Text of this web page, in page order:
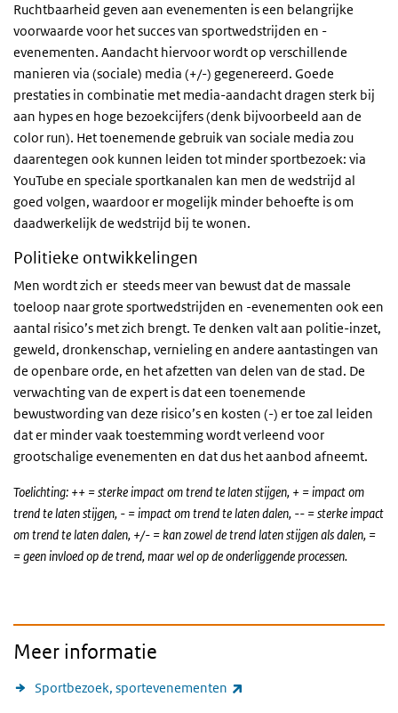
Ruchtbaarheid geven aan evenementen is een belangrijke
voorwaarde voor het succes van sportwedstrijden en -
evenementen. Aandacht hiervoor wordt op verschillende
manieren via (sociale) media (+/-) gegenereerd. Goede
prestaties in combinatie met media-aandacht dragen sterk bij
aan hypes en hoge bezoekcijfers (denk bijvoorbeeld aan de
color run). Het toenemende gebruik van sociale media zou
daarentegen ook kunnen leiden tot minder sportbezoek: via
YouTube en speciale sportkanalen kan men de wedstrijd al
goed volgen, waardoor er mogelijk minder behoefte is om
daadwerkelijk de wedstrijd bij te wonen.
Politieke ontwikkelingen
Men wordt zich er steeds meer van bewust dat de massale
toeloop naar grote sportwedstrijden en -evenementen ook een
aantal risico’s met zich brengt. Te denken valt aan politie-inzet,
geweld, dronkenschap, vernieling en andere aantastingen van
de openbare orde, en het afzetten van delen van de stad. De
verwachting van de expert is dat een toenemende
bewustwording van deze risico’s en kosten (-) er toe zal leiden
dat er minder vaak toestemming wordt verleend voor
grootschalige evenementen en dat dus het aanbod afneemt.
Toelichting: ++ = sterke impact om trend te laten stijgen, + = impact om
trend te laten stijgen, - = impact om trend te laten dalen, -- = sterke impact
om trend te laten dalen, +/- = kan zowel de trend laten stijgen als dalen, =
= geen invloed op de trend, maar wel op de onderliggende processen.
Meer informatie
Sportbezoek, sportevenementen